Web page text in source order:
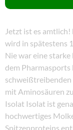
Jetzt ist es amtlich!
wird in spätestens
Nie war eine
dem Pharmasports
schweißtreibenden
mit Aminosäuren
Isolat Isolat ist
hochwertiges
Spitzenproteins